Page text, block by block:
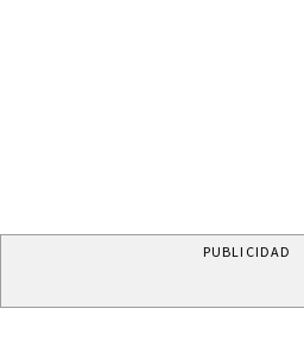
PUBLICIDAD